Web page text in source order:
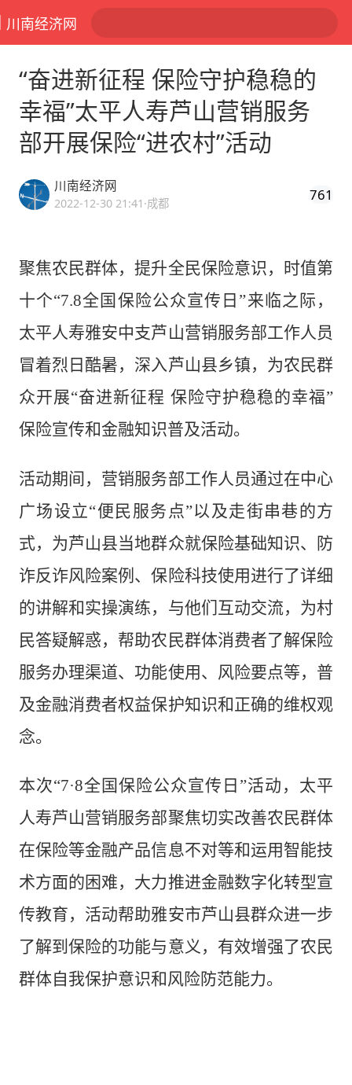
川南经济网
“奋进新征程 保险守护稳稳的
幸福”太平人寿芦山营销服务
部开展保险“进农村”活动
川南经济网
2022-12-30 21:41 ·成都 761
聚焦农民群体，提升全民保险意识 ， 时值第
十个“7.8全国保险公众宣传日”来临之际，
太平人寿雅安中支芦山营销服务部工作人员
冒着烈日酷暑， 深入芦山县乡镇，为农民群
众开展“奋进新征程 保险守护稳稳的幸福”
保险宣传和金融知识普及活动。
活动期间，营销服务部工作人员通过在中心
广场设立“便民服务点”以及走街串巷的方
式，为芦山县当地群众就保险基础知识、防
诈反诈风险案例、保险科技使用进行了详细
的讲解和实操演练，与他们互动交流，为村
民答疑解惑，帮助农民群体消费者了解保险
服务办理渠道、功能使用、风险要点等，普
及金融消费者权益保护知识和正确的维权观
念。
本次“7·8全国保险公众宣传日”活动，太平
人寿芦山营销服务部聚焦切实改善农民群体
在保险等金融产品信息不对等和运用智能技
术方面的困难，大力推进金融数字化转型宣
传教育，活动帮助雅安市芦山县群众进一步
了解到保险的功能与意义，有效增强了农民
群体自我保护意识和风险防范能力。